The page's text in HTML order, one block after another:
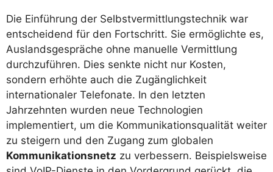
Die Einführung der Selbstvermittlungstechnik war
entscheidend für den Fortschritt. Sie ermöglichte es,
Auslandsgespräche ohne manuelle Vermittlung
durchzuführen. Dies senkte nicht nur Kosten,
sondern erhöhte auch die Zugänglichkeit
internationaler Telefonate. In den letzten
Jahrzehnten wurden neue Technologien
implementiert, um die Kommunikationsqualität weiter
zu steigern und den Zugang zum globalen
Kommunikationsnetz zu verbessern. Beispielsweise